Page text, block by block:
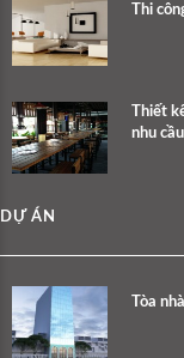
Thi
Thiết
nhu
DỰ ÁN
Tòa